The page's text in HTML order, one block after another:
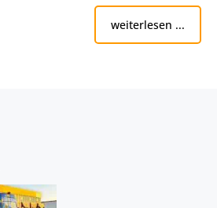
weiterlesen ...